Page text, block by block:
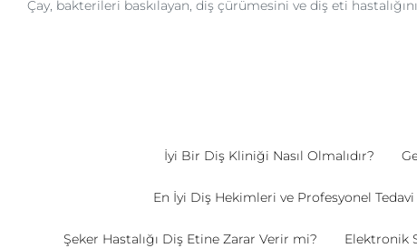
Çay, bakterileri baskılayan, diş çürümesini ve diş eti
İyi Bir Diş Kliniği Nasıl Olmalıdır?
En İyi Diş Hekimleri ve Profesyonel
Şeker Hastalığı Diş Etine Zarar Verir mi? Elektronik